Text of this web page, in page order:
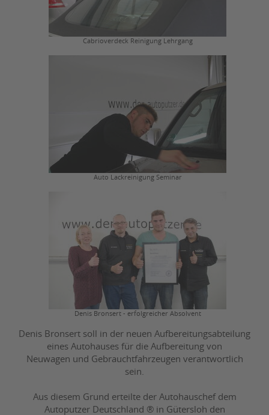
Cabrioverdeck Reinigung Lehrgang
Auto Lackreinigung Seminar
Denis Bronsert - erfolgreicher Absolvent
Denis Bronsert soll in der neuen Aufbereitungsabteilung
eines Autohauses für die Aufbereitung von
Neuwagen und Gebrauchtfahrzeugen verantwortlich
sein.
Aus diesem Grund erteilte der Autohauschef dem
Autoputzer Deutschland ® in Gütersloh den